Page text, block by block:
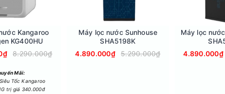
Kangaroo
KG400HU
8.290.000₫
Mãi:
Tốc Kangaroo
trị giá 340.000đ
Máy lọc nước Sunhouse
SHA5198K
4.890.000₫
5.290.000₫
Máy lọc
4.890.000₫